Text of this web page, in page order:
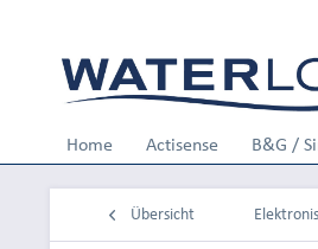
Home Actisense B&G /
Übersicht